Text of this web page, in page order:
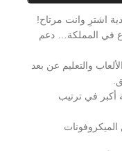
اشترِ وانت مرتاح!
في المملكة… دعم
والتعليم عن بعد
أكبر في ترتيب
من الميكروفونات